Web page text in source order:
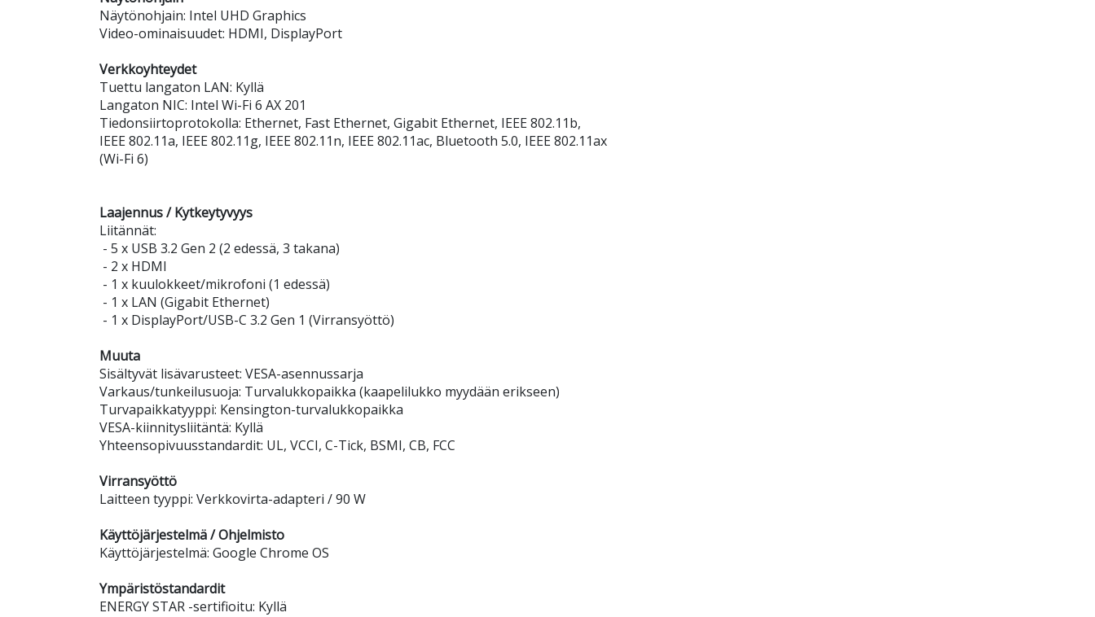
Näytönohjain: Intel UHD Graphics
Video-ominaisuudet: HDMI, DisplayPort
Verkkoyhteydet
Tuettu langaton LAN: Kyllä
Langaton NIC: Intel Wi-Fi 6 AX 201
Tiedonsiirtoprotokolla: Ethernet, Fast Ethernet, Gigabit Ethernet, IEEE 802.11b,
IEEE 802.11a, IEEE 802.11g, IEEE 802.11n, IEEE 802.11ac, Bluetooth 5.0, IEEE 802.11ax
(Wi-Fi 6)
Laajennus / Kytkeytyvyys
Liitännät:
- 5 x USB 3.2 Gen 2 (2 edessä, 3 takana)
- 2 x HDMI
- 1 x kuulokkeet/mikrofoni (1 edessä)
- 1 x LAN (Gigabit Ethernet)
- 1 x DisplayPort/USB-C 3.2 Gen 1 (Virransyöttö)
Muuta
Sisältyvät lisävarusteet: VESA-asennussarja
Varkaus/tunkeilusuoja: Turvalukkopaikka (kaapelilukko myydään erikseen)
Turvapaikkatyyppi: Kensington-turvalukkopaikka
VESA-kiinnitysliitäntä: Kyllä
Yhteensopivuusstandardit: UL, VCCI, C-Tick, BSMI, CB, FCC
Virransyöttö
Laitteen tyyppi: Verkkovirta-adapteri / 90 W
Käyttöjärjestelmä / Ohjelmisto
Käyttöjärjestelmä: Google Chrome OS
Ympäristöstandardit
ENERGY STAR -sertifioitu: Kyllä